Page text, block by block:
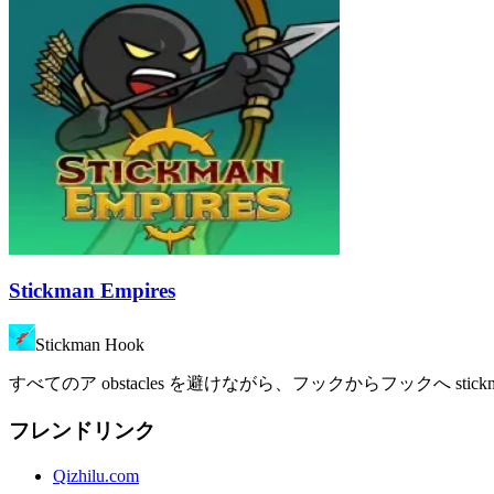
Stickman Empires
Stickman Hook
すべてのア obstacles を避けながら、フックからフックへ
フレンドリンク
Qizhilu.com